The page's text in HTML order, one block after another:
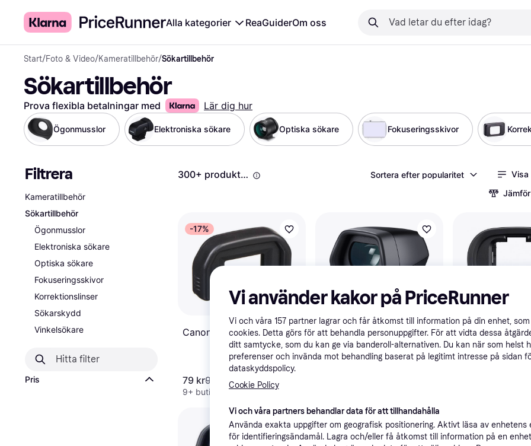
Alla kategorier ReaGuiderOm oss
Start/Foto & Video/Kameratillbehör/Sökartillbehör
Sökartillbehör
Prova flexibla betalningar med Lär dig hur
Ögonmusslor Elektroniska sökare Optiska sökare Fokuseringsskivor
Filtrera
Kameratillbehör
Sökartillbehör
Ögonmusslor
Elektroniska sökare
Optiska sökare
Fokuseringsskivor
Korrektionslinser
Sökarskydd
Vinkelsökare
Pris
300+ produkter Sortera efter popularitet
Visa
-17%
Canon Eyecup Ef
79 kr95 kr
9+ butiker
Blackmagic Design
Pocket Cinema
4.5
Sony FDA-EP18
Vi använder kakor på PriceRunner
Vi och våra 157 partner lagrar och får åtkomst till information på din enhet,
cookies. Detta görs för att behandla personuppgifter. För att vidta dessa
ditt samtycke, som du kan ge via banderoll-alternativen. Du kan när som helst
preferenser och invända mot behandling baserat på legitimt intresse på sidan
dataskyddspolicy.
Cookie Policy
Vi och våra partners behandlar data för att tillhandahålla
Använda exakta uppgifter om geografisk positionering. Aktivt läsa av enhetens
för identifieringsändamål. Lagra och/eller få åtkomst till information på en